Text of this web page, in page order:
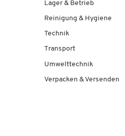
Lager & Betrieb
Reinigung & Hygiene
Technik
Transport
Umwelttechnik
Verpacken & Versenden